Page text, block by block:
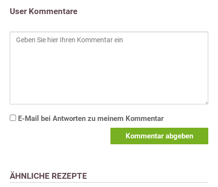
User Kommentare
E-Mail bei Antworten zu meinem Kommentar
Kommentar abgeben
ÄHNLICHE REZEPTE